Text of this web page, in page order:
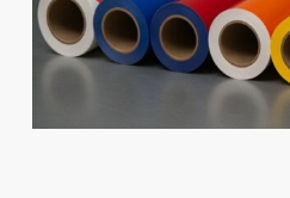
Av del Astillero 129 Centro
Guanajuato
Tel:(477) 776 8994